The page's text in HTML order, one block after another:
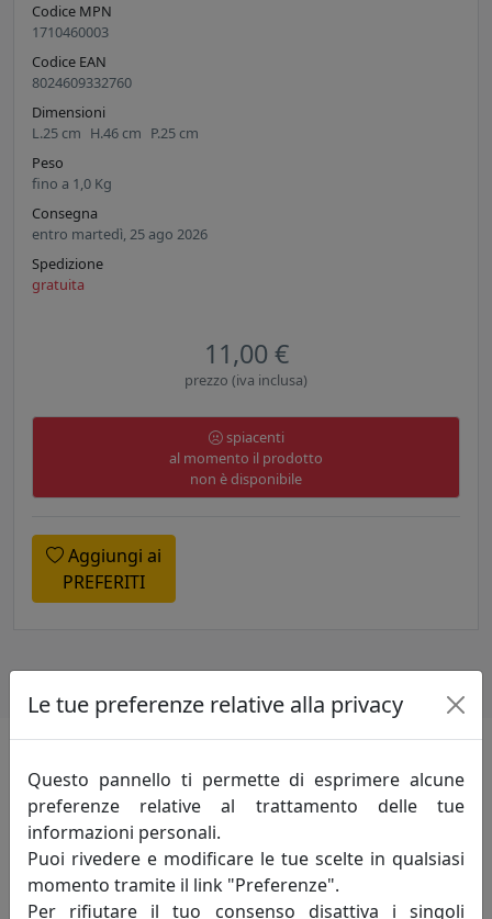
Codice MPN
1710460003
Codice EAN
8024609332760
Dimensioni
L.25 cm H.46 cm P.25 cm
Peso
fino a 1,0 Kg
Consegna
entro martedì, 25 ago 2026
Spedizione
gratuita
11,00 €
prezzo (iva inclusa)
spiacenti
al momento il prodotto
non è disponibile
Aggiungi ai
PREFERITI
Informazioni sul brand
Innovazione-creatività-competitività: sono
i principi fondamentali che incarnano lo
spirito della mauro ferretti che da oltre
Le tue preferenze relative alla privacy
Questo pannello ti permette di esprimere alcune
preferenze relative al trattamento delle tue
informazioni personali.
Puoi rivedere e modificare le tue scelte in qualsiasi
momento tramite il link "Preferenze".
Per rifiutare il tuo consenso disattiva i singoli